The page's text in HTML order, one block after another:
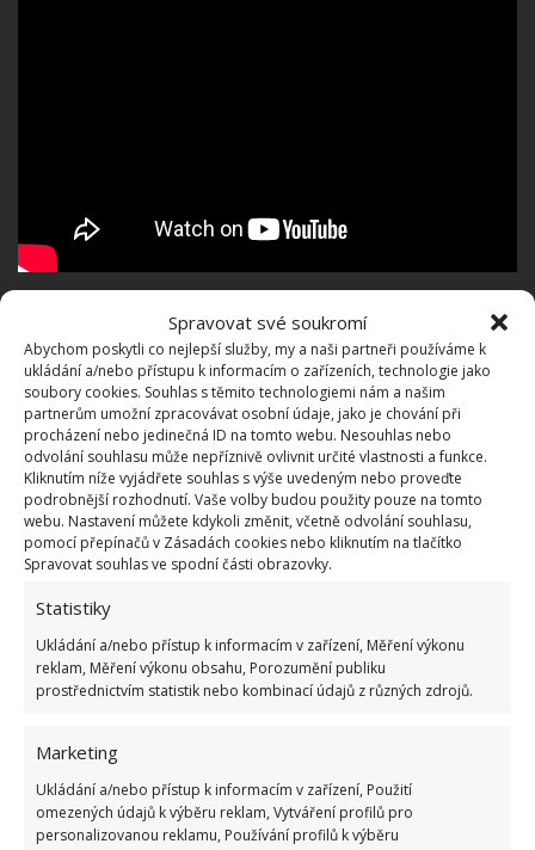
Spravovat své soukromí
Abychom poskytli co nejlepší služby, my a naši partneři používáme k
ukládání a/nebo přístupu k informacím o zařízeních, technologie jako
soubory cookies. Souhlas s těmito technologiemi nám a našim
partnerům umožní zpracovávat osobní údaje, jako je chování při
procházení nebo jedinečná ID na tomto webu. Nesouhlas nebo
odvolání souhlasu může nepříznivě ovlivnit určité vlastnosti a funkce.
Kliknutím níže vyjádřete souhlas s výše uvedeným nebo proveďte
podrobnější rozhodnutí. Vaše volby budou použity pouze na tomto
webu. Nastavení můžete kdykoli změnit, včetně odvolání souhlasu,
pomocí přepínačů v Zásadách cookies nebo kliknutím na tlačítko
Spravovat souhlas ve spodní části obrazovky.
Statistiky
Ukládání a/nebo přístup k informacím v zařízení, Měření výkonu
reklam, Měření výkonu obsahu, Porozumění publiku
prostřednictvím statistik nebo kombinací údajů z různých zdrojů.
Marketing
Ukládání a/nebo přístup k informacím v zařízení, Použití
omezených údajů k výběru reklam, Vytváření profilů pro
personalizovanou reklamu, Používání profilů k výběru
Po renovaci a spojení uvedených dvou nemovitostí
žena neváhala a ve vesnici nakupovala dál. V jejím
vlastnictví skončily dva penziony a další
nepoužívaná stará budova, kterou Meredith
přeměnila na kavárnu a galerii.Následně žena
požádala o italské občanství, neboť se rozhodla v
zemi žít. Na BydlímeÚtulně jsme pro vás rovněž
napsali o tom, jak majitelé z Irskapřestavěli starou
stodoluna rekreační objekt a nyní ho pronajímají na
Airbnb.
Zdroje: DailyMail, 1EuroHouses